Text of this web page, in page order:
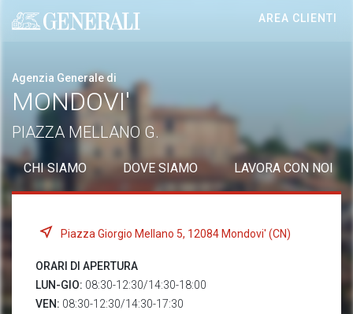
Generali logo
AREA CLIENTI
Agenzia Generale di
MONDOVI'
PIAZZA MELLANO G.
CHI SIAMO DOVE SIAMO LAVORA CON NOI
Piazza Giorgio Mellano 5, 12084 Mondovi' (CN)
ORARI DI APERTURA
LUN-GIO: 08:30-12:30/14:30-18:00
VEN: 08:30-12:30/14:30-17:30